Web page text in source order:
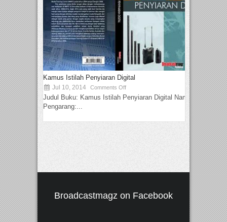
Kamus Istilah Penyiaran Digital
Jul 10, 2014 Comments Off
Judul Buku: Kamus Istilah Penyiaran Digital Nama
Pengarang:...
Broadcastmagz on Facebook